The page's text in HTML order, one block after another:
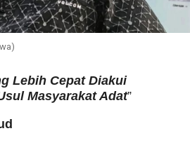
Lebih Cepat Diakui
Masyarakat Adat”